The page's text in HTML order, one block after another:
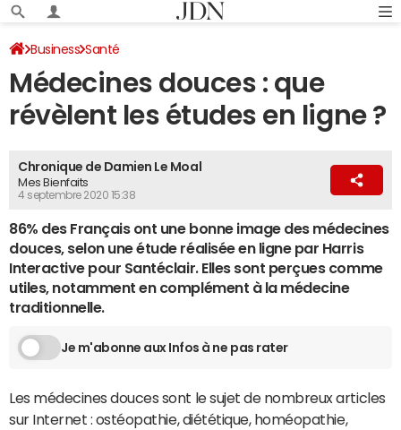
Business Santé
Médecines douces : que
révèlent les études en ligne ?
Chronique de Damien Le Moal
Mes Bienfaits
4 septembre 2020 15:38
86% des Français ont une bonne image des médecines
douces, selon une étude réalisée en ligne par Harris
Interactive pour Santéclair. Elles sont perçues comme
utiles, notamment en complément à la médecine
traditionnelle.
Je m'abonne aux Infos à ne pas rater
Les médecines douces sont le sujet de nombreux articles
sur Internet : ostéopathie, diététique, homéopathie,